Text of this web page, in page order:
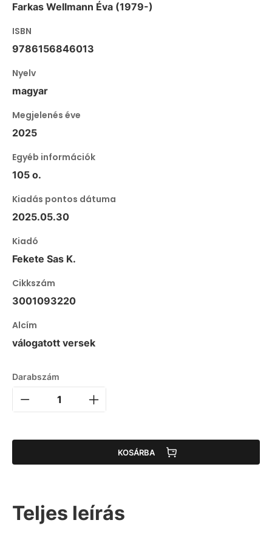
Farkas Wellmann Éva (1979-)
ISBN
9786156846013
Nyelv
magyar
Megjelenés éve
2025
Egyéb információk
105 o.
Kiadás pontos dátuma
2025.05.30
Kiadó
Fekete Sas K.
Cikkszám
3001093220
Alcím
válogatott versek
Darabszám
KOSÁRBA
Teljes leírás